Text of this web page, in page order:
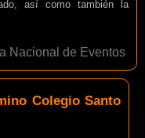
así como también la
Nacional de Eventos
Colegio Santo